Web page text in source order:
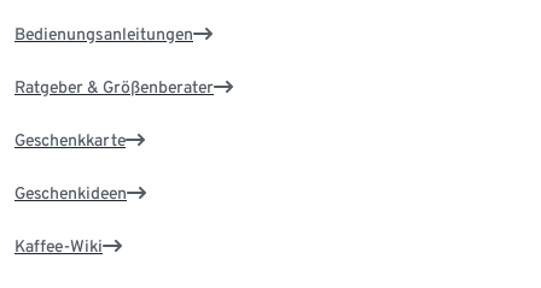
Bedienungsanleitungen
Ratgeber & Größenberater
Geschenkkarte
Geschenkideen
Kaffee-Wiki